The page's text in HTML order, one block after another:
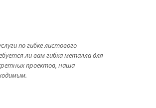
по гибке листового
ли вам гибка металла для
проектов, наша